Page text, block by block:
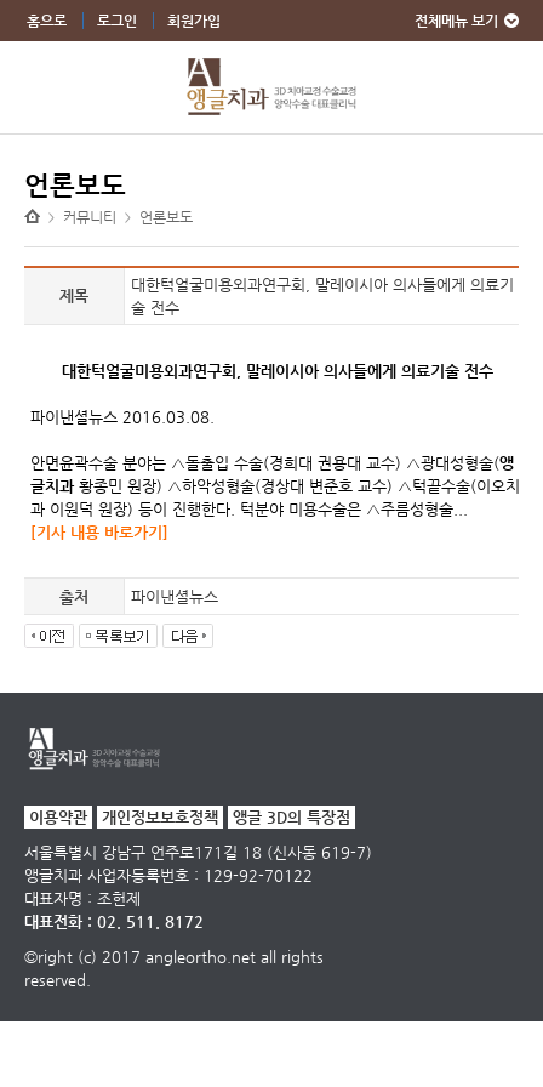
홈으로 로그인 회원가입 전체메뉴 보기
언론보도
> 커뮤니티 > 언론보도
제목
대한턱얼굴미용외과연구회, 말레이시아 의사들에게 의료기
술 전수
대한턱얼굴미용외과연구회, 말레이시아 의사들에게 의료기술 전수
파이낸셜뉴스 2016.03.08.
안면윤곽수술 분야는 △돌출입 수술(경희대 권용대 교수) △광대성형술(앵
글치과황종민 원장) △하악성형술(경상대 변준호 교수) △턱끝수술(이오치
과 이원덕 원장) 등이 진행한다. 턱분야 미용수술은 △주름성형술...
[기사 내용 바로가기]
출처 파이낸셜뉴스
이용약관 개인정보보호정책
앵글 3D의 특장점
서울특별시 강남구 언주로171길 18 (신사동 619-7)
앵글치과 사업자등록번호 : 129-92-70122
대표자명 : 조헌제
대표전화 : 02. 511. 8172
©right (c) 2017 angleortho.net all rights
reserved.